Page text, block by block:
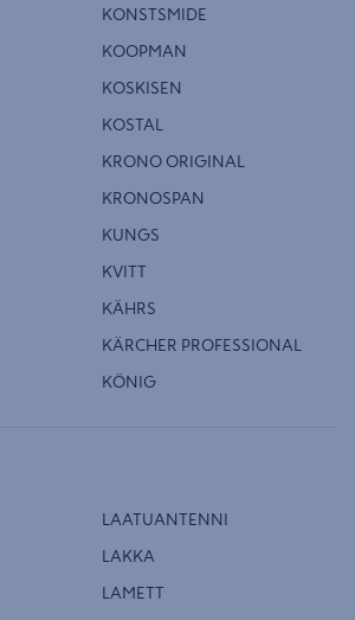
KONSTSMIDE
KOOPMAN
KOSKISEN
KOSTAL
KRONO ORIGINAL
KRONOSPAN
KUNGS
KVITT
KÄHRS
KÄRCHER PROFESSIONAL
KÖNIG
LAATUANTENNI
LAKKA
LAMETT